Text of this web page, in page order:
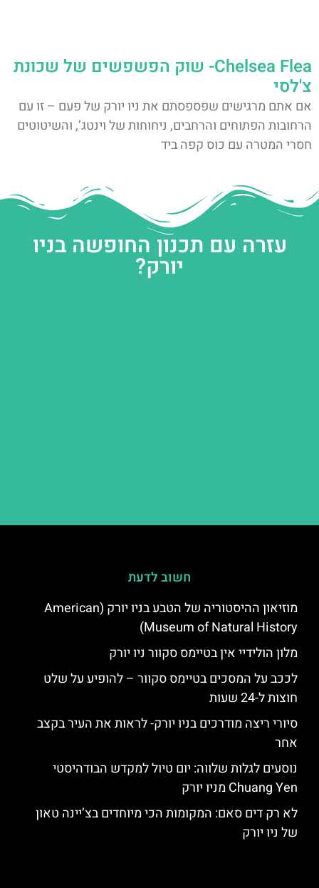
Chelsea Flea- שוק הפשפשים של שכונת
צ'לסי
אם אתם מרגישים שפספסתם את ניו יורק של פעם – זו עם
הרחובות הפתוחים והרחבים, ניחוחות של וינטג’, והשיטוטים
חסרי המטרה עם כוס קפה ביד
עזרה עם תכנון החופשה בניו
יורק?
חשוב לדעת
מוזיאון ההיסטוריה של הטבע בניו יורק (American
Museum of Natural History)
מלון הולידיי אין בטיימס סקוור ניו יורק
לככב על המסכים בטיימס סקוור – להופיע על שלט
חוצות ל-24 שעות
סיורי ריצה מודרכים בניו יורק- לראות את העיר בקצב
אחר
נוסעים לגלות שלווה: יום טיול למקדש הבודהיסטי
Chuang Yen מניו יורק
לא רק דים סאם: המקומות הכי מיוחדים בצ’יינה טאון
של ניו יורק